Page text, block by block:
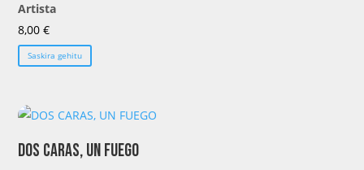
Artista
8,00€
Saskira gehitu
DOS CARAS, UN FUEGO